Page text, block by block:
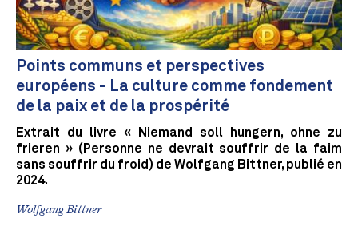
Points communs et perspectives
européens - La culture comme fondement
de la paix et de la prospérité
Extrait du livre « Niemand soll hungern, ohne zu
frieren » (Personne ne devrait souffrir de la faim
sans souffrir du froid) de Wolfgang Bittner, publié en
2024.
Wolfgang Bittner